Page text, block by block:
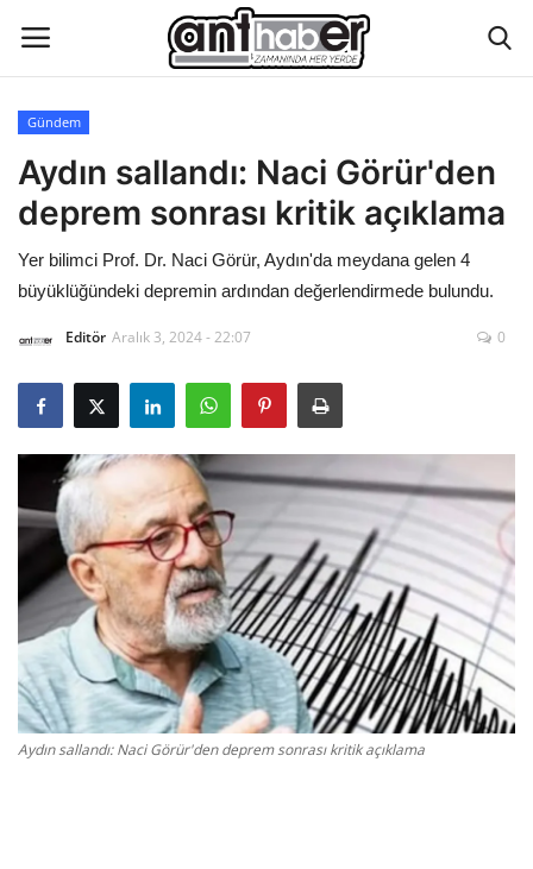
Künye
Eğitim
Aktüel Magazin
Hakkımızda
İletişim
Asayiş
Çevre
Gizlilik Politikası
Reklam ve İşbirliği
Bodrum Trafik Yoğunluk Haritası
Gündem
Aydın sallandı: Naci Görür'den
deprem sonrası kritik açıklama
Yer bilimci Prof. Dr. Naci Görür, Aydın'da meydana gelen 4
büyüklüğündeki depremin ardından değerlendirmede bulundu.
Editör Aralık 3, 2024 - 22:07 0
Aydın sallandı: Naci Görür'den deprem sonrası kritik açıklama